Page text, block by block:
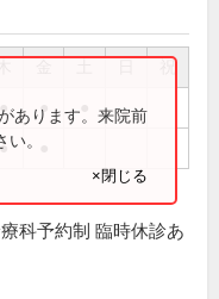
祝
● ●
あります。来院前
。
×閉じる
科予約制 臨時休診あ